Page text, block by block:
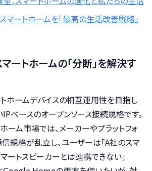
マートホームを「最高の生活改善戦略」
ートホームの「分断」を解決す
ホームデバイスの相互運用性を目指し
ベースのオープンソース接続規格です。
ーム市場では、メーカーやプラットフォ
規格が乱立し、ユーザーは「A社のスマ
ートスピーカーとは連携できない」